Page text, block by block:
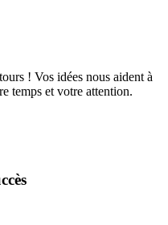
! Vos idées nous aident à
temps et votre attention.